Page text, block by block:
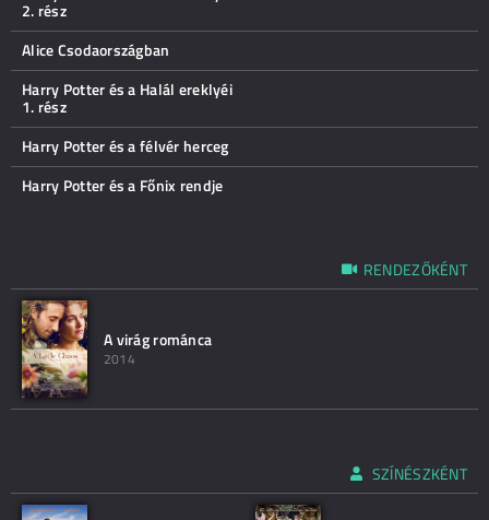
2. rész
Alice Csodaországban
Harry Potter és a Halál ereklyéi
1. rész
Harry Potter és a félvér herceg
Harry Potter és a Főnix rendje
RENDEZŐKÉNT
A virág románca
2014
SZÍNÉSZKÉNT